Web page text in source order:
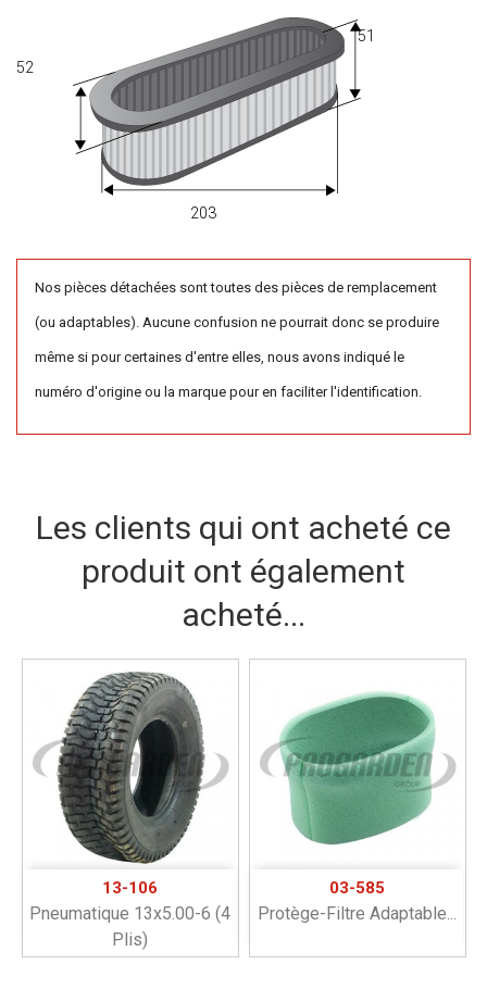
52
51
203
Nos pièces détachées sont toutes des pièces de remplacement
(ou adaptables). Aucune confusion ne pourrait donc se produire
même si pour certaines d'entre elles, nous avons indiqué le
numéro d'origine ou la marque pour en faciliter l'identification.
Les clients qui ont acheté ce
produit ont également
acheté...
13-106
Pneumatique 13x5.00-6 (4
Plis)
03-585
Protège-Filtre Adaptable...